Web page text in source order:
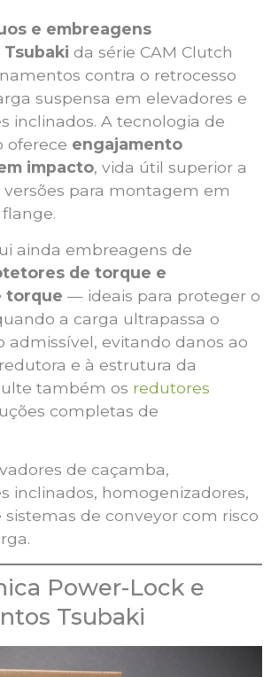
e embreagens
da série CAM Clutch
contra o retrocesso
suspensa em elevadores e
inclinados. A tecnologia de
oferece engajamento
impacto, vida útil superior a
versões para montagem em
ainda embreagens de
de torque e
torque — ideais para proteger o
a carga ultrapassa o
admissível, evitando danos ao
e à estrutura da
também os redutores
completas de
de caçamba,
inclinados, homogenizadores,
sistemas de conveyor com risco
Power-Lock e
Tsubaki